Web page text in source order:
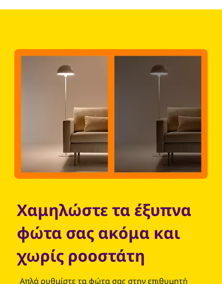
Χαμηλώστε τα έξυπνα
φώτα σας ακόμα και
χωρίς ροοστάτη
Απλά ρυθμίστε τα φώτα σας στην επιθυμητή